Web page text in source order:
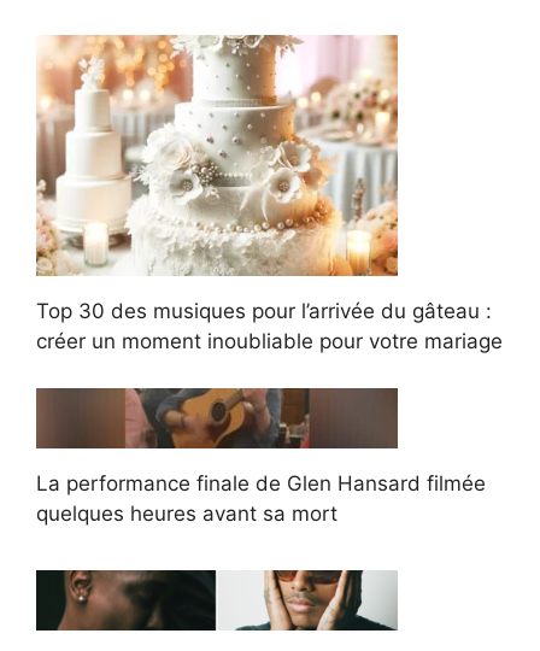
Top 30 des musiques pour l’arrivée du gâteau :
créer un moment inoubliable pour votre mariage
La performance finale de Glen Hansard filmée
quelques heures avant sa mort